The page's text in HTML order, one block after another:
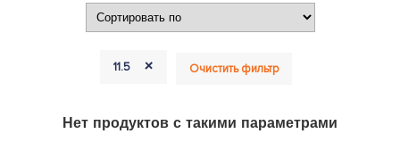
11.5 + Очистить фильтр
Нет продуктов с такими параметрами